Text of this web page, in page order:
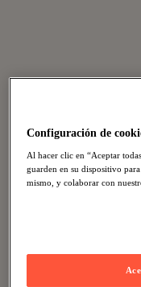
Configuración de
Al hacer clic en “Aceptar
guarden en su dispositivo
mismo, y colaborar con